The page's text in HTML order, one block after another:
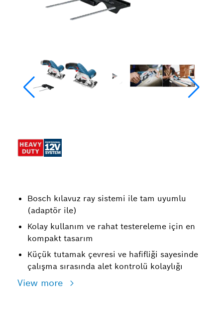
Bosch kılavuz ray sistemi ile tam uyumlu
(adaptör ile)
Kolay kullanım ve rahat testereleme için en
kompakt tasarım
Küçük tutamak çevresi ve hafifliği sayesinde
çalışma sırasında alet kontrolü kolaylığı
View more